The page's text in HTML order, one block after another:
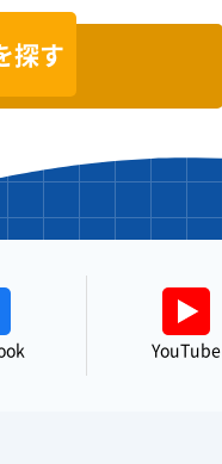
探す
YouTube